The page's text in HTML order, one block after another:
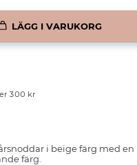
LÄGG I VARUKORG
300 kr
i beige färg med en
färg.